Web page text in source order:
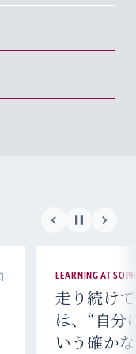
LEARNING AT
走り続け
は、“自分
いう確か